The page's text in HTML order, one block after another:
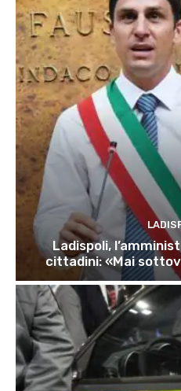
Ladispoli,
cittadini: «Mai